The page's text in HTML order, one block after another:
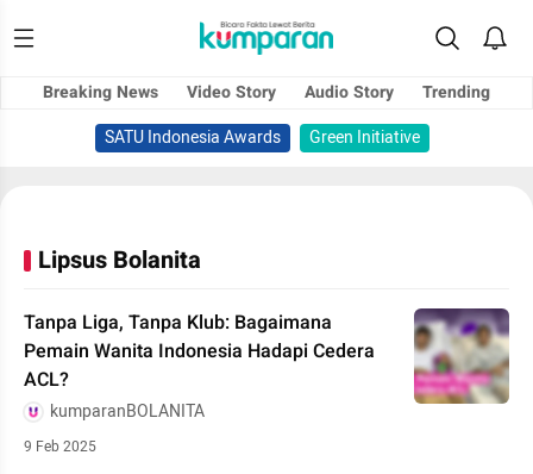
Breaking News Video Story Audio Story
Trending
SATU Indonesia Awards
Green Initiative
Lipsus Bolanita
Tanpa Liga, Tanpa Klub: Bagaimana
Pemain Wanita Indonesia Hadapi Cedera
ACL?
kumparanBOLANITA
9 Feb 2025